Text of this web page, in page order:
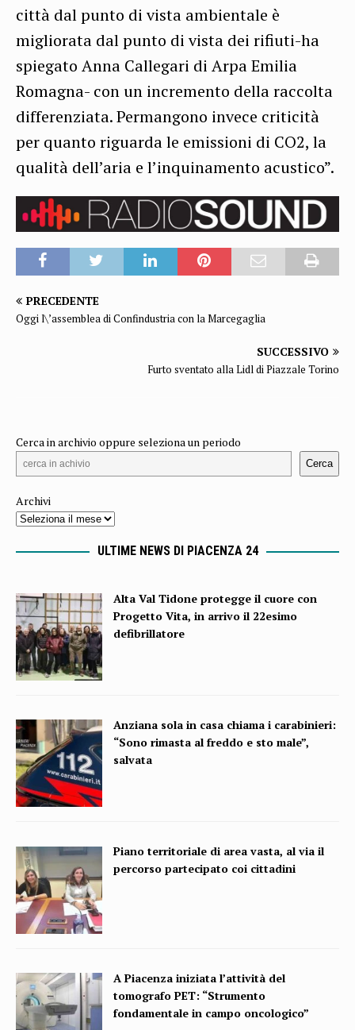
città dal punto di vista ambientale è
migliorata dal punto di vista dei rifiuti-ha
spiegato Anna Callegari di Arpa Emilia
Romagna- con un incremento della raccolta
differenziata. Permangono invece criticità
per quanto riguarda le emissioni di CO2, la
qualità dell’aria e l’inquinamento acustico”.
PRECEDENTE
Oggi l\’assemblea di Confindustria con la Marcegaglia
SUCCESSIVO
Furto sventato alla Lidl di Piazzale Torino
Cerca in archivio oppure seleziona un periodo
Cerca
Archivi
ULTIME NEWS DI PIACENZA 24
Alta Val Tidone protegge il cuore con
Progetto Vita, in arrivo il 22esimo
defibrillatore
Anziana sola in casa chiama i carabinieri:
“Sono rimasta al freddo e sto male”,
salvata
Piano territoriale di area vasta, al via il
percorso partecipato coi cittadini
A Piacenza iniziata l’attività del
tomografo PET: “Strumento
fondamentale in campo oncologico”